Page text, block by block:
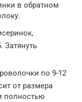
в обратном
Затянуть
по 9-12
от размера
полностью